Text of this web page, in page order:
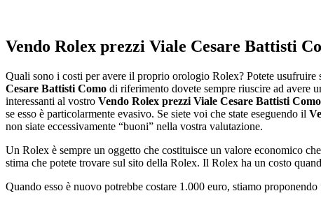
Vendo Rolex prezzi Viale Cesare Battisti
Quali sono i costi per avere il proprio orologio Rolex? Potete usufruire
Cesare Battisti Como di riferimento dovete sempre riuscire ad avere
interessanti al vostro Vendo Rolex prezzi Viale Cesare Battisti Como
se esso è particolarmente evasivo. Se siete voi che state eseguendo il
non siate eccessivamente “buoni” nella vostra valutazione.
Un Rolex è sempre un oggetto che costituisce un valore economico
stima che potete trovare sul sito della Rolex. Il Rolex ha un costo
Quando esso è nuovo potrebbe costare 1.000 euro, stiamo